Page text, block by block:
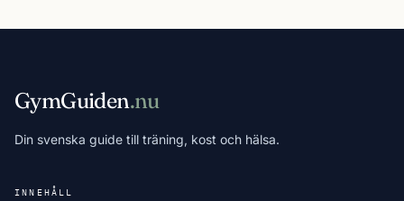
GymGuiden.nu
Din svenska guide till träning, kost och hälsa.
INNEHÅLL